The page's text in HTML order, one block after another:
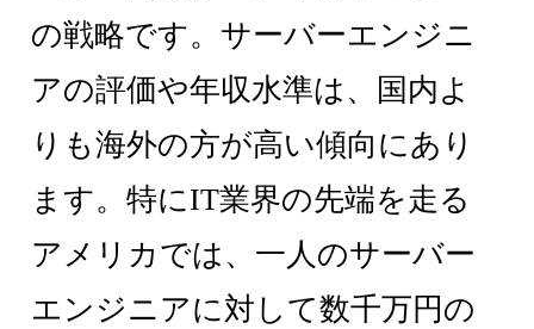
の戦略です。サーバーエンジニ
アの評価や年収水準は、国内よ
りも海外の方が高い傾向にあり
ます。特にIT業界の先端を走る
アメリカでは、一人のサーバー
エンジニアに対して数千万円の